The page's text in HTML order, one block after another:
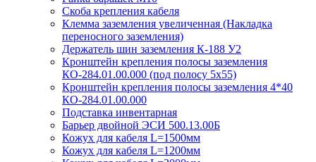
Скоба крепления кабеля
Клемма заземления увеличенная (Накладка
переносного заземления)
Держатель шин заземления К-188 У2
Кронштейн крепления полосы заземления
КО-284.01.00.000 (под полосу 5х55)
Кронштейн крепления полосы заземления 4*40
КО-284.01.00.000
Подставка инвентарная
Барьер двойной ЭСИ 500.13.00Б
Кожух для кабеля L=1500мм
Кожух для кабеля L=1200мм